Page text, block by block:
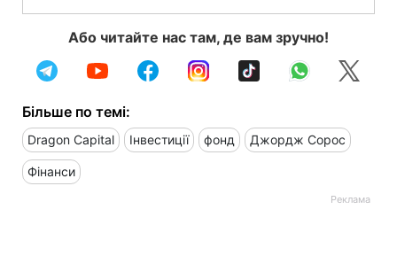
Або читайте нас там, де вам зручно!
Більше по темі:
Dragon Capital Інвестиції фонд Джордж Сорос
Фінанси